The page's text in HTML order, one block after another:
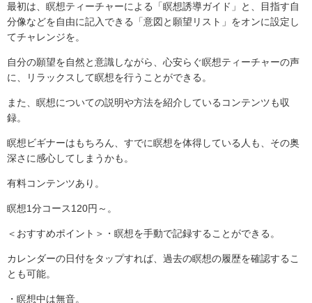
最初は、瞑想ティーチャーによる「瞑想誘導ガイド」と、目指す自
分像などを自由に記入できる「意図と願望リスト」をオンに設定し
てチャレンジを。
自分の願望を自然と意識しながら、心安らぐ瞑想ティーチャーの声
に、リラックスして瞑想を行うことができる。
また、瞑想についての説明や方法を紹介しているコンテンツも収
録。
瞑想ビギナーはもちろん、すでに瞑想を体得している人も、その奥
深さに感心してしまうかも。
有料コンテンツあり。
瞑想1分コース120円～。
＜おすすめポイント＞・瞑想を手動で記録することができる。
カレンダーの日付をタップすれば、過去の瞑想の履歴を確認するこ
とも可能。
・瞑想中は無音。